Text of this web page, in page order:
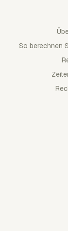
So berechnen